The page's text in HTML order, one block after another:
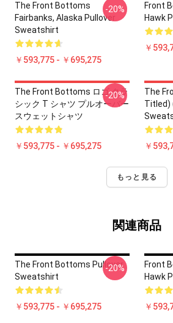
The Front Bottoms
Fairbanks, Alaska Pullover
Sweatshirt
￥593,775 - ￥695,275
-20%
Front
Hawk
￥
The Front Bottoms ロゴ クラ
シック T シャツ プルオーバー
スウェットシャツ
￥593,775 - ￥695,275
-20%
The
Titled)
￥
もっと見る
関連商品
The Front Bottoms Pullover
Sweatshirt
￥593,775 - ￥695,275
-20%
Front
Hawk
￥